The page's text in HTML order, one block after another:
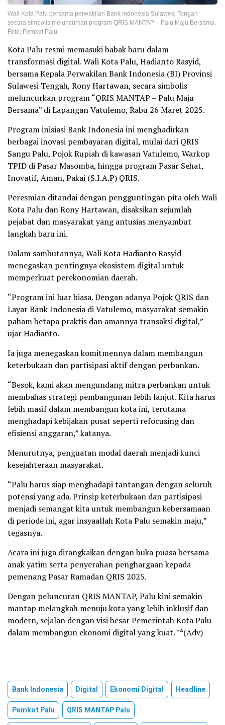
Wali Kota Palu bersama perwakilan Bank Indonesia Sulawesi Tengah
secara simbolis meluncurkan program QRIS MANTAP – Palu Maju Bersama.
Foto: Pemkot Palu
Kota Palu resmi memasuki babak baru dalam
transformasi digital. Wali Kota Palu, Hadianto Rasyid,
bersama Kepala Perwakilan Bank Indonesia (BI) Provinsi
Sulawesi Tengah, Rony Hartawan, secara simbolis
meluncurkan program “QRIS MANTAP – Palu Maju
Bersama” di Lapangan Vatulemo, Rabu 26 Maret 2025.
Program inisiasi Bank Indonesia ini menghadirkan
berbagai inovasi pembayaran digital, mulai dari QRIS
Sangu Palu, Pojok Rupiah di kawasan Vatulemo, Warkop
TPID di Pasar Masomba, hingga program Pasar Sehat,
Inovatif, Aman, Pakai (S.I.A.P) QRIS.
Peresmian ditandai dengan pengguntingan pita oleh Wali
Kota Palu dan Rony Hartawan, disaksikan sejumlah
pejabat dan masyarakat yang antusias menyambut
langkah baru ini.
Dalam sambutannya, Wali Kota Hadianto Rasyid
menegaskan pentingnya ekosistem digital untuk
memperkuat perekonomian daerah.
“Program ini luar biasa. Dengan adanya Pojok QRIS dan
Layar Bank Indonesia di Vatulemo, masyarakat semakin
paham betapa praktis dan amannya transaksi digital,”
ujar Hadianto.
Ia juga menegaskan komitmennya dalam membangun
keterbukaan dan partisipasi aktif dengan perbankan.
“Besok, kami akan mengundang mitra perbankan untuk
membahas strategi pembangunan lebih lanjut. Kita harus
lebih masif dalam membangun kota ini, terutama
menghadapi kebijakan pusat seperti refocusing dan
efisiensi anggaran,” katanya.
Menurutnya, penguatan modal daerah menjadi kunci
kesejahteraan masyarakat.
“Palu harus siap menghadapi tantangan dengan seluruh
potensi yang ada. Prinsip keterbukaan dan partisipasi
menjadi semangat kita untuk membangun kebersamaan
di periode ini, agar insyaallah Kota Palu semakin maju,”
tegasnya.
Acara ini juga dirangkaikan dengan buka puasa bersama
anak yatim serta penyerahan penghargaan kepada
pemenang Pasar Ramadan QRIS 2025.
Dengan peluncuran QRIS MANTAP, Palu kini semakin
mantap melangkah menuju kota yang lebih inklusif dan
modern, sejalan dengan visi besar Pemerintah Kota Palu
dalam membangun ekonomi digital yang kuat. **(Adv)
Bank Indonesia Digital Ekonomi Digital
Headline
Pemkot Palu
QRIS MANTAP Palu